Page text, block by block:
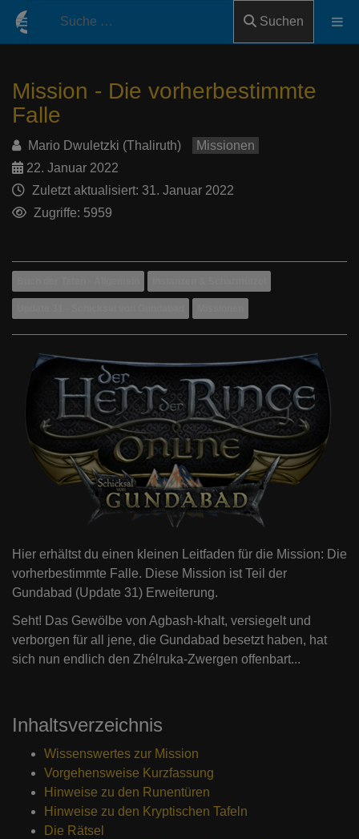
Suchen
Mission - Die vorherbestimmte
Falle
Mario Dwuletzki (Thaliruth)
Missionen
22. Januar 2022
Zuletzt aktualisiert: 31. Januar 2022
Zugriffe: 5959
Hier erhältst du einen kleinen Leitfaden für die Mission: Die
vorherbestimmte Falle. Diese Mission ist Teil der
Gundabad (Update 31) Erweiterung.
Seht! Das Gewölbe von Agbash-khalt, versiegelt und
verborgen für all jene, die Gundabad besetzt haben, hat
sich nun endlich den Zhélruka-Zwergen offenbart...
Inhaltsverzeichnis
Wissenswertes zur Mission
Vorgehensweise Kurzfassung
Hinweise zu den Runentüren
Hinweise zu den Kryptischen Tafeln
Die Rätsel